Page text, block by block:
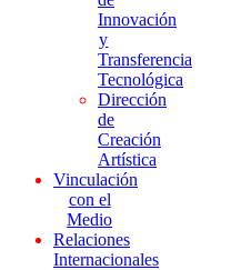
Innovación
y
Transferencia
Tecnológica
Dirección
de
Creación
Artística
Vinculación
con el
Medio
Relaciones
Internacionales